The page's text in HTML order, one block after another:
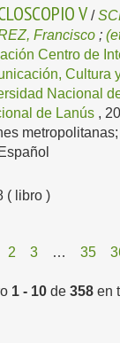
V /
Francisco ;
Centro de
Cultura
Nacional
de Lanús ,
Español
( libro )
2 3 … 35
1 - 10 de 358 en